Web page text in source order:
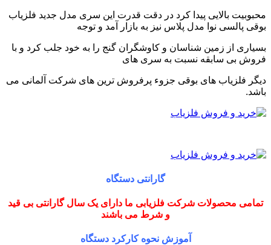
محبوبیت بالایی پیدا کرد در دقت قدرت این سری مدل جدید فلزیاب
بوقی پالسی نوا مدل پلاس نیز به بازار آمد و توجه
بسیاری از زمین شناسان و کاوشگران گنج را به خود جلب کرد و با
فروش بی سابقه نسبت به سری های
دیگر فلزیاب های بوقی جزوء پرفروش ترین های شرکت آلمانی می
باشد.
گارانتی دستگاه
تمامی محصولات شرکت فلزیابی ما دارای یک سال گارانتی بی قید
و شرط می باشند
آموزش نحوه کارکرد دستگاه